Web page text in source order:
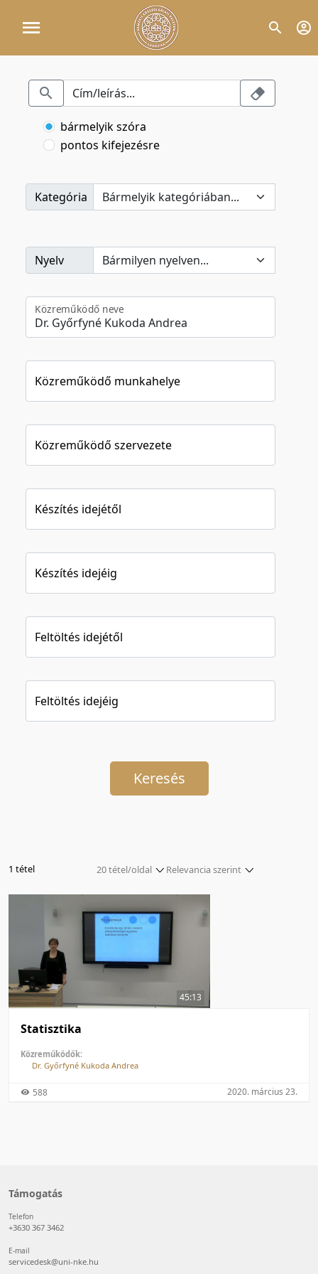
bármelyik szóra
pontos kifejezésre
Kategória
Nyelv
Közreműködő neve
Közreműködő munkahelye
Közreműködő szervezete
Készítés idejétől
Készítés idejéig
Feltöltés idejétől
Feltöltés idejéig
Keresés
Relevancia szerint
Relevancia szerint
Kezdés/felvétel dátuma szerint
Feltöltés dátuma szerint
Feltöltés dátuma szerint
Utolsó módosítás szerint
1 tétel
20 tétel/oldal
5 tétel/oldal
10 tétel/oldal
20 tétel/oldal
50 tétel/oldal
100 tétel/oldal
45:13
Statisztika
Közreműködők:
Dr. Győrfyné Kukoda Andrea
588 2020. március 23.
Támogatás
Telefon
+3630 367 3462
E-mail
servicedesk@uni-nke.hu